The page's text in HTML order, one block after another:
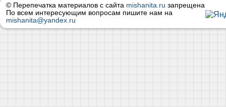
© Перепечатка материалов с сайта mishanita.ru запрещена
По всем интересующим вопросам пишите нам на
mishanita@yandex.ru